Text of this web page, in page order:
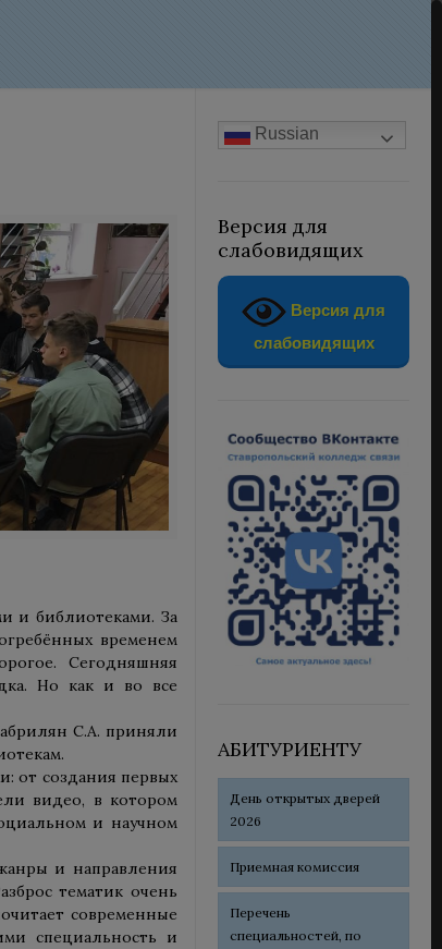
и библиотеками. За
временем
Сегодняшняя
Но как и во все
С.А. приняли
от создания первых
видео, в котором
и научном
и направления
тематик очень
современные
специальность и
Russian
Версия для
слабовидящих
Версия для
слабовидящих
АБИТУРИЕНТУ
День открытых дверей
2026
Приемная комиссия
Перечень
специальностей, по